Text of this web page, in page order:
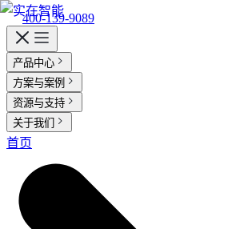
400-139-9089
产品中心
实在 AI
实在 Agent
人人都会用的智能体
Tars 大模型
实在 RPA 套件
实在 RPA 设计器
让自动化搭建像点选一样简单
实在 RPA 机器人
方案与案例
客户案例
金融服务商
通信运营商
零售电商
行业解决方案
金融
资质审核 | 数据查询 | 保险理赔 | 薪金报表
资源与支持
实在学院 实在社区
支持
关于我们
关于实在
首页